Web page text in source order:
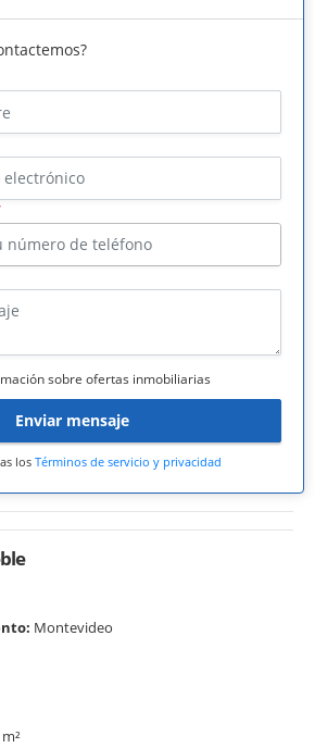
sobre ofertas inmobiliarias
Enviar mensaje
los Términos de servicio y privacidad
Montevideo